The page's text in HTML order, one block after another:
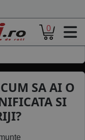
0
SA AI O
SI